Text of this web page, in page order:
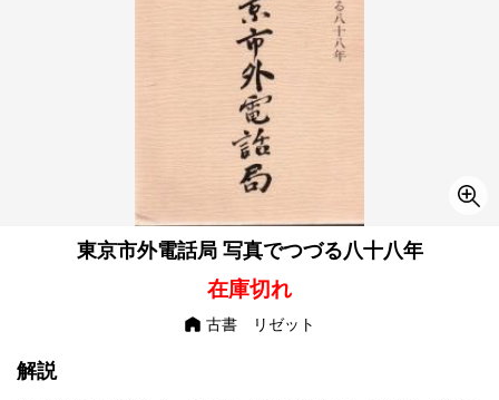
東京市外電話局 写真でつづる八十八年
在庫切れ
古書 リゼット
解説